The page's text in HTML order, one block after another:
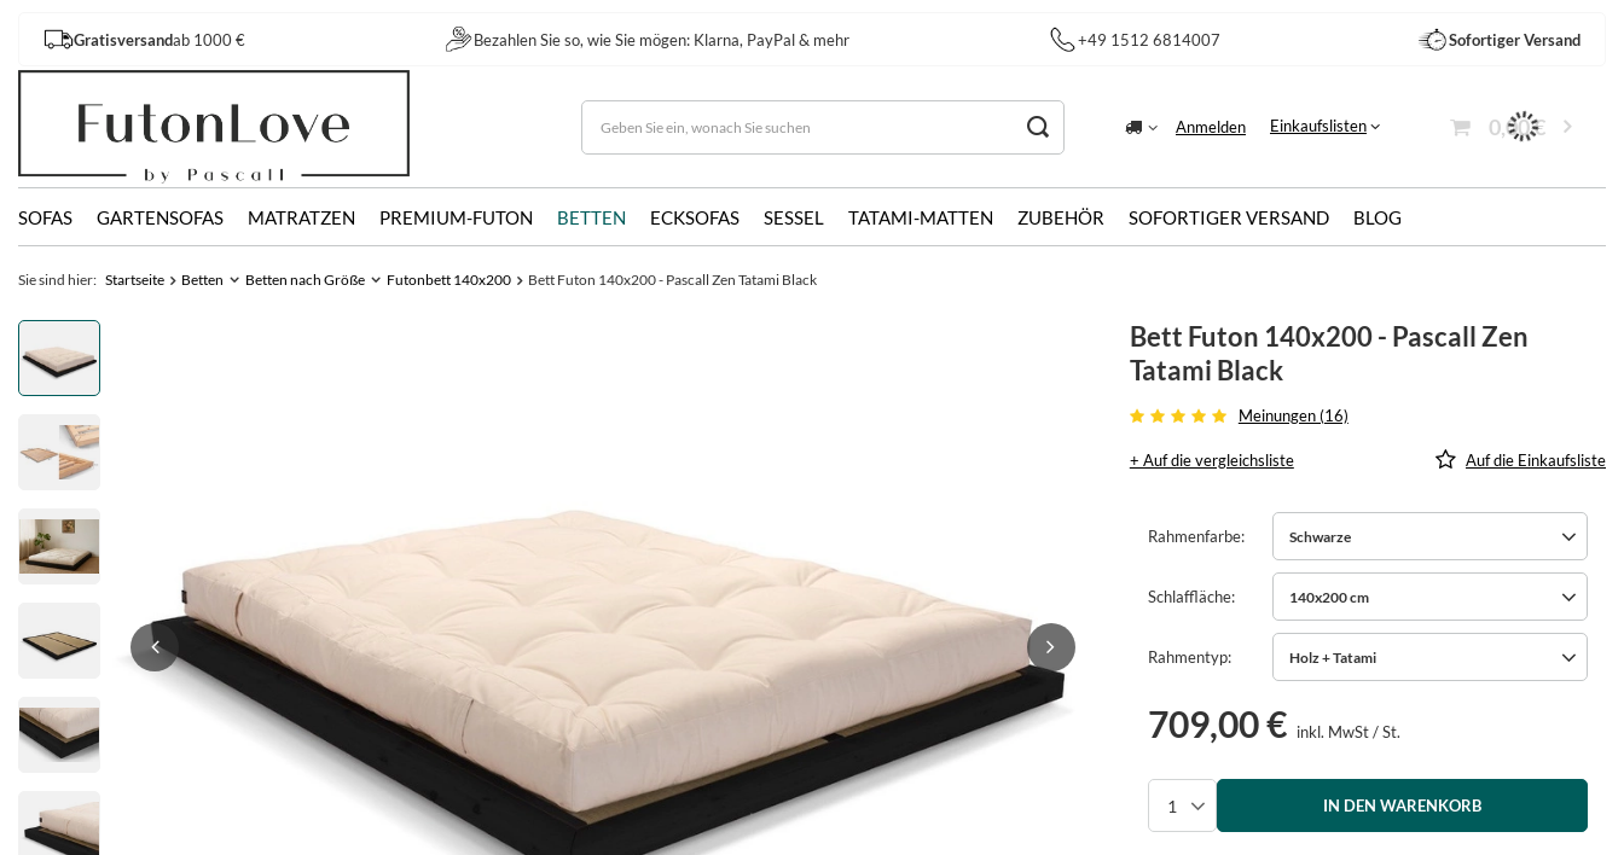
Gratisversandab 1000 € Bezahlen Sie so, wie Sie mögen: Klarna, PayPal & mehr +49 1512 6814007 Sofortiger Versand
Anmelden Einkaufslisten 0,00 €
SOFAS GARTENSOFAS MATRATZEN PREMIUM-FUTON BETTEN ECKSOFAS SESSEL TATAMI-MATTEN ZUBEHÖR SOFORTIGER VERSAND BLOG
Sie sind hier: Startseite Betten Betten nach Größe Futonbett 140x200 Bett Futon 140x200 - Pascall Zen Tatami Black
Bett Futon 140x200 - Pascall Zen
Tatami Black
Meinungen (16)
+ Auf die vergleichsliste Auf die Einkaufsliste
Rahmenfarbe Schwarze
Schlaffläche 140x200 cm
Rahmentyp Holz + Tatami
709,00 € inkl. MwSt/St.
IN DEN WARENKORB